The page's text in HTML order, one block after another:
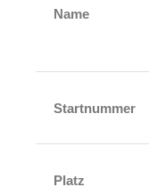
Name
Startnummer
Platz